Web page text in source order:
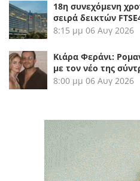
18η συνεχόμενη
σειρά δεικτών
8:15 μμ 06 Αυγ 2026
Κιάρα Φεράνι:
με τον νέο της
8:00 μμ 06 Αυγ 2026